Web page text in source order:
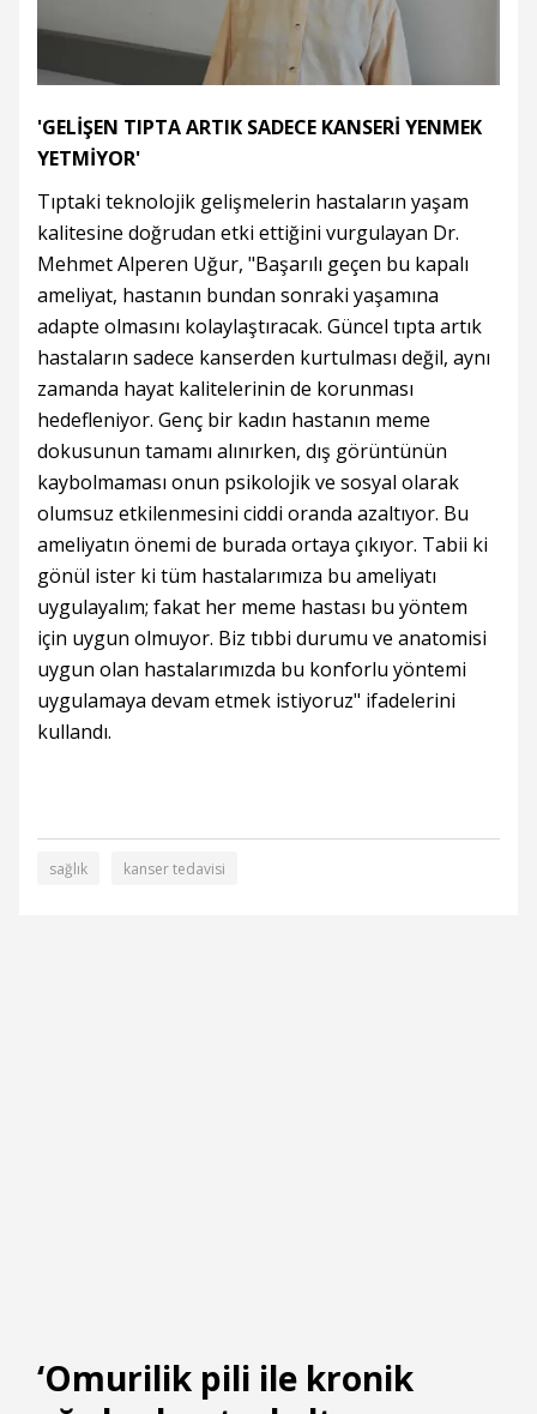
'GELİŞEN TIPTA ARTIK SADECE KANSERİ YENMEK
YETMİYOR'
Tıptaki teknolojik gelişmelerin hastaların yaşam
kalitesine doğrudan etki ettiğini vurgulayan Dr.
Mehmet Alperen Uğur, "Başarılı geçen bu kapalı
ameliyat, hastanın bundan sonraki yaşamına
adapte olmasını kolaylaştıracak. Güncel tıpta artık
hastaların sadece kanserden kurtulması değil, aynı
zamanda hayat kalitelerinin de korunması
hedefleniyor. Genç bir kadın hastanın meme
dokusunun tamamı alınırken, dış görüntünün
kaybolmaması onun psikolojik ve sosyal olarak
olumsuz etkilenmesini ciddi oranda azaltıyor. Bu
ameliyatın önemi de burada ortaya çıkıyor. Tabii ki
gönül ister ki tüm hastalarımıza bu ameliyatı
uygulayalım; fakat her meme hastası bu yöntem
için uygun olmuyor. Biz tıbbi durumu ve anatomisi
uygun olan hastalarımızda bu konforlu yöntemi
uygulamaya devam etmek istiyoruz" ifadelerini
kullandı.
sağlık kanser tedavisi
‘Omurilik pili ile kronik